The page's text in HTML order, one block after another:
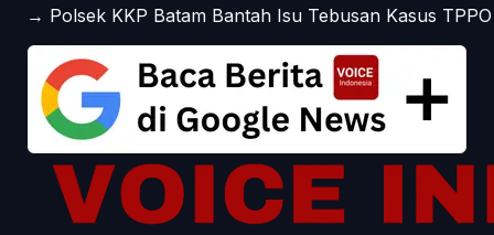
→ Polsek KKP Batam Bantah Isu Tebusan Kasus TPPO